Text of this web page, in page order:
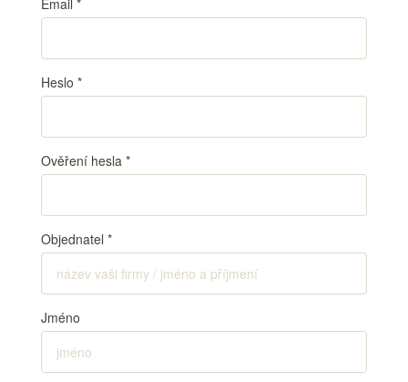
Email *
Heslo *
Ověření hesla *
Objednatel *
Jméno